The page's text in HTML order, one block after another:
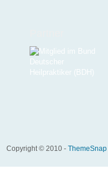
Copyright © 2010 - ThemeSnap